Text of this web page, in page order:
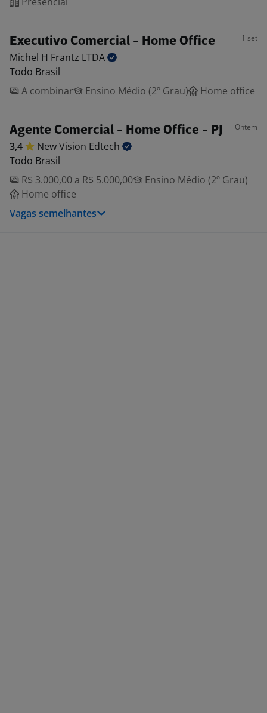
Executivo Comercial - Home Office 1 set
Michel H Frantz LTDA
Todo Brasil
A combinar
Ensino Médio (2º Grau) Home office
Agente Comercial - Home Office - PJ Ontem
3,4 New Vision Edtech
Todo Brasil
R$ 3.000,00 a R$ 5.000,00
Ensino Médio (2º Grau)
Home office
Vagas semelhantes